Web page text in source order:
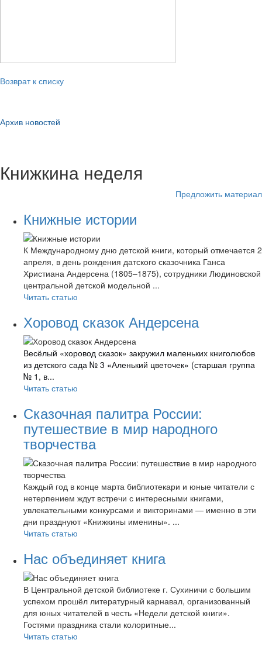
Возврат к списку
Архив новостей
Книжкина неделя
Предложить материал
Книжные истории
К Международному дню детской книги, который отмечается 2
апреля, в день рождения датского сказочника Ганса
Христиана Андерсена (1805–1875), сотрудники Людиновской
центральной детской модельной ...
Читать статью
Хоровод сказок Андерсена
Весёлый «хоровод сказок» закружил маленьких книголюбов
из детского сада № 3 «Аленький цветочек» (старшая группа
№ 1, в...
Читать статью
Сказочная палитра России:
путешествие в мир народного
творчества
Каждый год в конце марта библиотекари и юные читатели с
нетерпением ждут встречи с интересными книгами,
увлекательными конкурсами и викторинами — именно в эти
дни празднуют «Книжкины именины». ...
Читать статью
Нас объединяет книга
В Центральной детской библиотеке г. Сухиничи с большим
успехом прошёл литературный карнавал, организованный
для юных читателей в честь «Недели детской книги».
Гостями праздника стали колоритные...
Читать статью